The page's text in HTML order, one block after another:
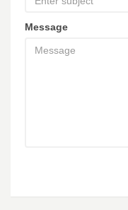
Message